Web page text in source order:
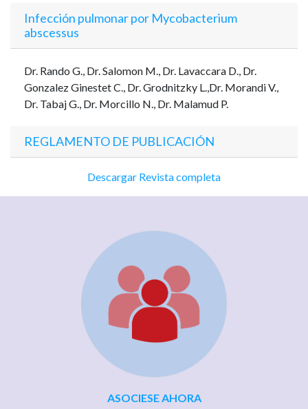
Infección pulmonar por Mycobacterium
abscessus
Dr. Rando G., Dr. Salomon M., Dr. Lavaccara D., Dr.
Gonzalez Ginestet C., Dr. Grodnitzky L.,Dr. Morandi V.,
Dr. Tabaj G., Dr. Morcillo N., Dr. Malamud P.
REGLAMENTO DE PUBLICACIÓN
Descargar Revista completa
ASOCIESE AHORA